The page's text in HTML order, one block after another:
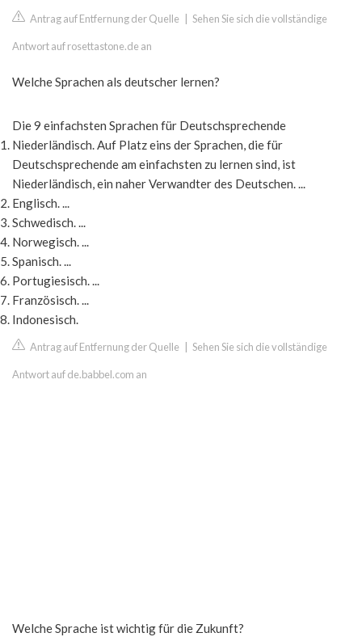
Antrag auf Entfernung der Quelle Sehen Sie sich die vollständige
Antwort auf rosettastone.de an
Welche Sprachen als deutscher lernen?
Die 9 einfachsten Sprachen für Deutschsprechende
Niederländisch. Auf Platz eins der Sprachen, die für
Deutschsprechende am einfachsten zu lernen sind, ist
Niederländisch, ein naher Verwandter des Deutschen. ...
Englisch. ...
Schwedisch. ...
Norwegisch. ...
Spanisch. ...
Portugiesisch. ...
Französisch. ...
Indonesisch.
Antrag auf Entfernung der Quelle Sehen Sie sich die vollständige
Antwort auf de.babbel.com an
Welche Sprache ist wichtig für die Zukunft?